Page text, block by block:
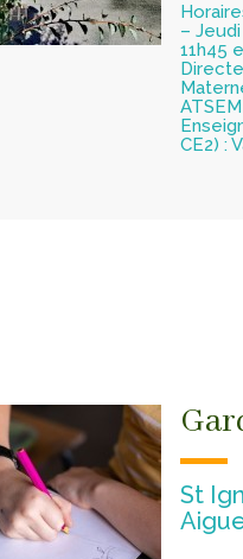
–
11h45
CE2) :
St